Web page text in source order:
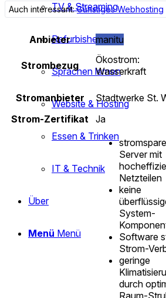
TV & Streaming
Refurbished
Sprachen lernen
Website & Hosting
Essen & Trinken
IT & Technik
Über
Menü Menü
Auch interessant:Günstiges Webhosting
Anbieter manitu
Strombezug
Ökostrom:
Wasserkraft
Stromanbieter Stadtwerke St.
Strom-Zertifikat
Ja
Server mit
Netzteilen
keine
System-
Software
Strom-
geringe
durch
Raum-